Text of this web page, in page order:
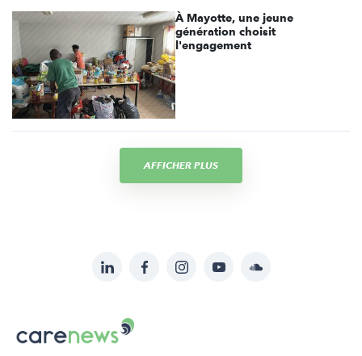
À Mayotte, une jeune
génération choisit
l'engagement
AFFICHER PLUS
sur:
LinkedInFacebookInstagramYouTubeSoundcloud
Carenews,
Le